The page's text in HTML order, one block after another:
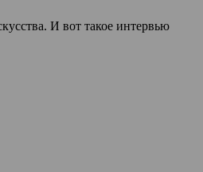
И вот такое интервью